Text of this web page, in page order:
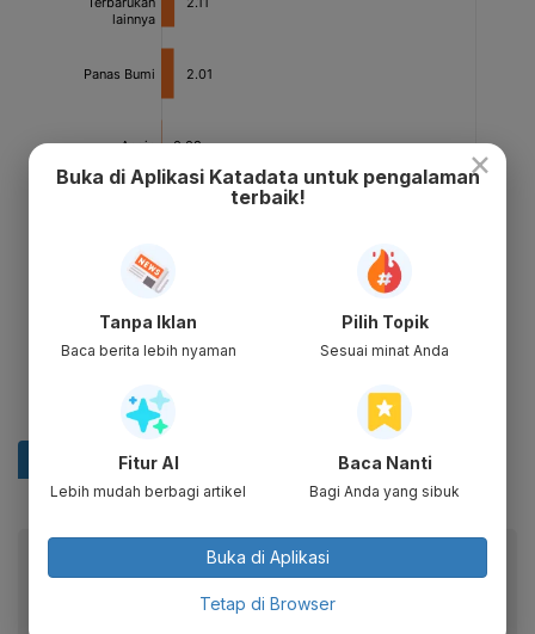
Baca artikel ini lewat aplikasi mobile.
Dapatkan pengalaman membaca lebih nyaman dan nikmati
fitur menarik lainnya lewat aplikasi mobile Katadata.
×
Buka di Aplikasi Katadata untuk pengalaman
terbaik!
Tanpa Iklan
Baca berita lebih nyaman
Pilih Topik
Sesuai minat Anda
Fitur AI
Lebih mudah berbagi artikel
Baca Nanti
Bagi Anda yang sibuk
Buka di Aplikasi
Tetap di Browser